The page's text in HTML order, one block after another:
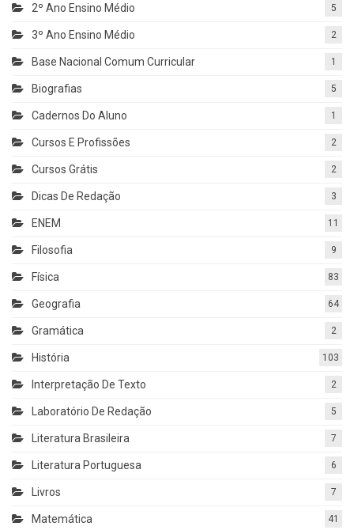
2º Ano Ensino Médio 5
3º Ano Ensino Médio 2
Base Nacional Comum Curricular 1
Biografias 5
Cadernos Do Aluno 1
Cursos E Profissões 2
Cursos Grátis 2
Dicas De Redação 3
ENEM 11
Filosofia 9
Física 83
Geografia 64
Gramática 2
História 103
Interpretação De Texto 2
Laboratório De Redação 5
Literatura Brasileira 7
Literatura Portuguesa 6
Livros 7
Matemática 41